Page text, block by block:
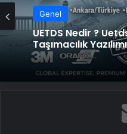
Genel
UETDS Nedir ?
Taşımacılık Yazılımı